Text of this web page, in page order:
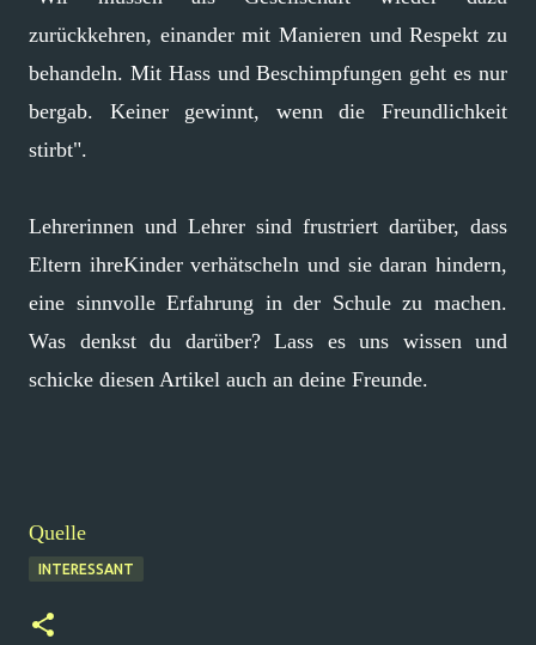
zurückkehren, einander mit Manieren und Respekt zu
behandeln. Mit Hass und Beschimpfungen geht es nur
bergab. Keiner gewinnt, wenn die Freundlichkeit
stirbt".
Lehrerinnen und Lehrer sind frustriert darüber, dass
Eltern ihreKinder verhätscheln und sie daran hindern,
eine sinnvolle Erfahrung in der Schule zu machen.
Was denkst du darüber? Lass es uns wissen und
schicke diesen Artikel auch an deine Freunde.
Quelle
INTERESSANT